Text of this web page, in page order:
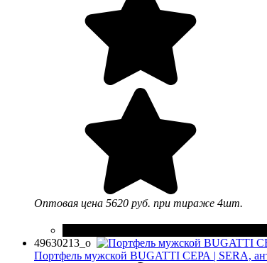
Оптовая цена 5620 руб. при тираже 4шт.
49630213_o
Портфель мужской BUGATTI СЕРА | SERA,